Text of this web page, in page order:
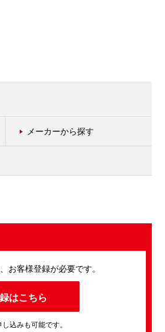
メーカーから探す
お客様登録が必要です。
はこちら
込みも可能です。